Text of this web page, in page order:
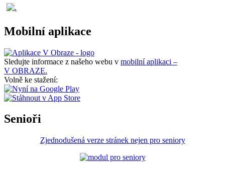
Mobilní aplikace
Sledujte informace z našeho webu v mobilní aplikaci –
V OBRAZE.
Volně ke stažení:
Senioři
Zjednodušená verze stránek nejen pro seniory